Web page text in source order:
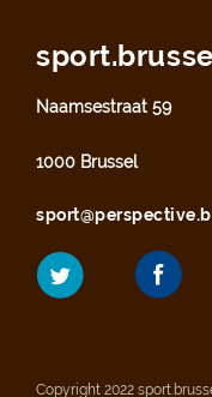
Naamsestraat 59
1000 Brussel
Copyright 2022